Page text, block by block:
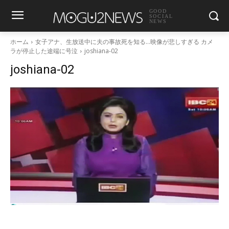
GOOD
SOCIAL
NEWS
ホーム
女子アナ、生放送中に夫の事故死を知る…映像が悲しすぎる カメ
ラが停止した途端に号泣
joshiana-02
joshiana-02